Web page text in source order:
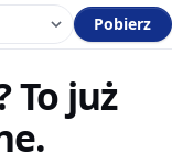
Pobierz
To już